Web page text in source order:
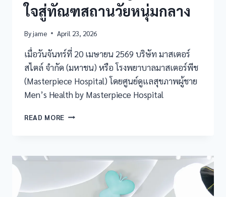
ใจสู่ทัณฑสถานวัยหนุ่มกลาง
Byjame April 23, 2026
เมื่อวันจันทร์ที่ 20 เมษายน 2569 บริษัท มาสเตอร์
สไตล์ จำกัด (มหาชน) หรือ โรงพยาบาลมาสเตอร์พีช
(Masterpiece Hospital) โดยศูนย์ดูแลสุขภาพผู้ชาย
Men’s Health by Masterpiece Hospital
READ MORE